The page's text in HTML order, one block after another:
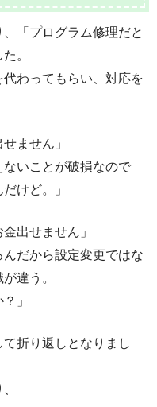
「プログラム修理だと
。
わってもらい、対応を
ません」
いことが破損なので
けど。」
出せません」
だから設定変更ではな
違う。
」
折り返しとなりまし